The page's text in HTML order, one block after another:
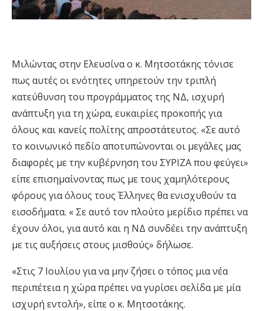
Μιλώντας στην Ελευσίνα ο κ. Μητσοτάκης τόνισε
πως αυτές οι ενότητες υπηρετούν την τριπλή
κατεύθυνση του προγράμματος της ΝΔ, ισχυρή
ανάπτυξη για τη χώρα, ευκαιρίες προκοπής για
όλους και κανείς πολίτης απροστάτευτος. «Σε αυτό
το κοινωνικό πεδίο αποτυπώνονται οι μεγάλες μας
διαφορές με την κυβέρνηση του ΣΥΡΙΖΑ που φεύγει»
είπε επισημαίνοντας πως με τους χαμηλότερους
φόρους για όλους τους Έλληνες θα ενισχυθούν τα
εισοδήματα. « Σε αυτό τον πλούτο μερίδιο πρέπει να
έχουν όλοι, για αυτό και η ΝΔ συνδέει την ανάπτυξη
με τις αυξήσεις στους μισθούς» δήλωσε.
«Στις 7 Ιουλίου για να μην ζήσει ο τόπος μια νέα
περιπέτεια η χώρα πρέπει να γυρίσει σελίδα με μία
ισχυρή εντολή», είπε ο κ. Μητσοτάκης.